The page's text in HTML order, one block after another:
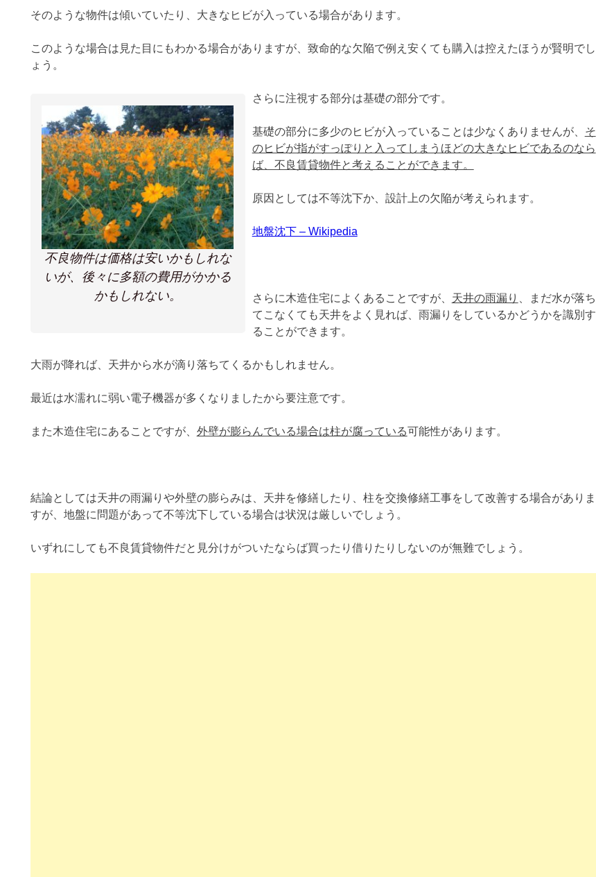
そのような物件は傾いていたり、大きなヒビが入っている場合があります。
このような場合は見た目にもわかる場合がありますが、致命的な欠陥で例え安くても購入は控えたほうが賢明でし
ょう。
不良物件は価格は安いかもしれな
いが、後々に多額の費用がかかる
かもしれない。
さらに注視する部分は基礎の部分です。
基礎の部分に多少のヒビが入っていることは少なくありませんが、 そ
のヒビが指がすっぽりと入ってしまうほどの大きなヒビであるのなら
ば、不良賃貸物件と考えることができます。
原因としては不等沈下か、設計上の欠陥が考えられます。
地盤沈下 – Wikipedia
さらに木造住宅によくあることですが、 天井の雨漏り 、まだ水が落ち
てこなくても天井をよく見れば、雨漏りをしているかどうかを識別す
ることができます。
大雨が降れば、天井から水が滴り落ちてくるかもしれません。
最近は水濡れに弱い電子機器が多くなりましたから要注意です。
また木造住宅にあることですが、 外壁が膨らんでいる場合は柱が腐っている 可能性があります。
結論としては天井の雨漏りや外壁の膨らみは、天井を修繕したり、柱を交換修繕工事をして改善する場合がありま
すが、地盤に問題があって不等沈下している場合は状況は厳しいでしょう。
いずれにしても不良賃貸物件だと見分けがついたならば買ったり借りたりしないのが無難でしょう。